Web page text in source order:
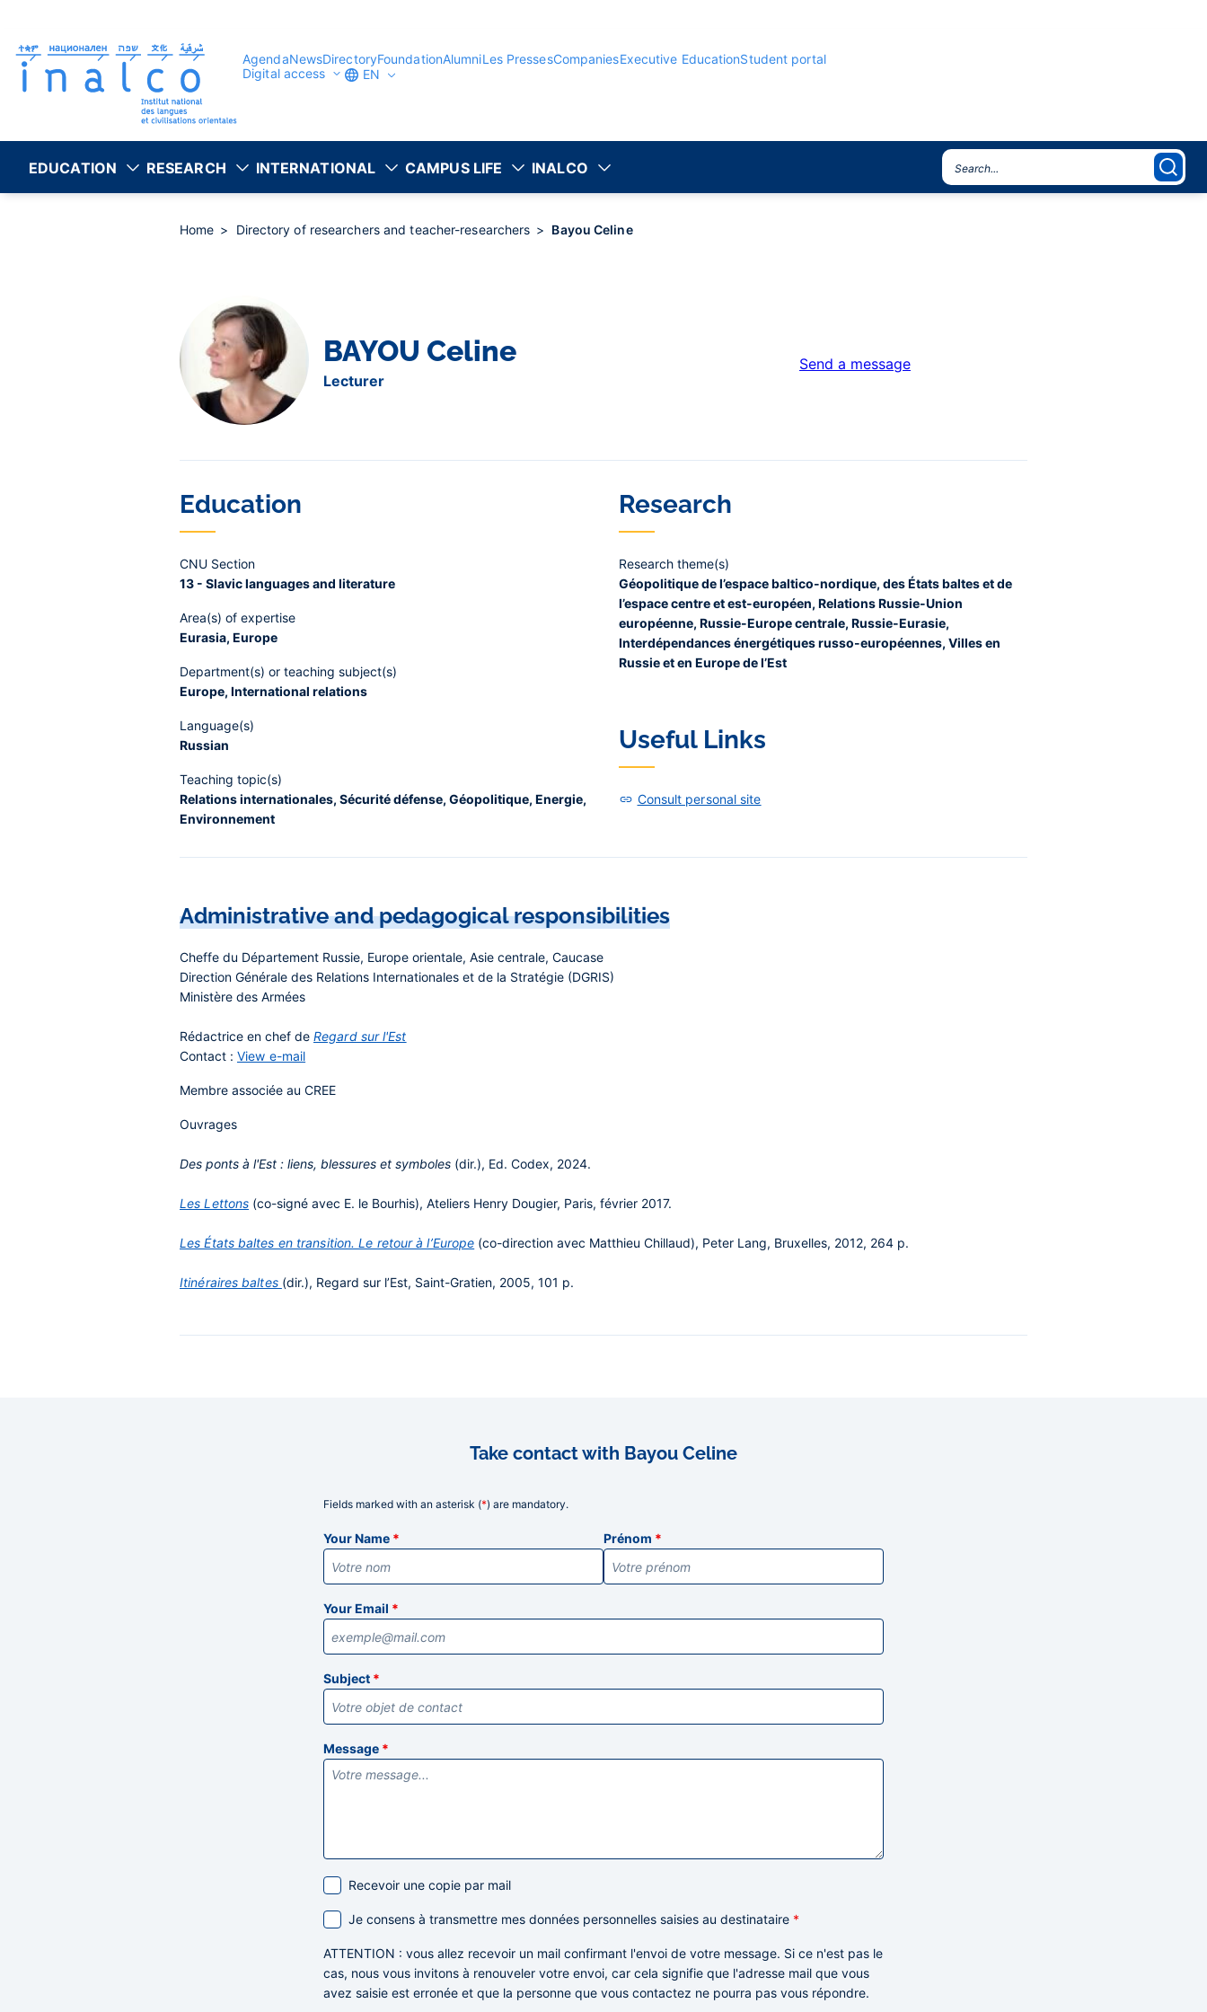
content
AgendaNewsDirectoryFoundationAlumniLes PressesCompaniesExecutive EducationStudent portal
Digital access
EN
EDUCATION RESEARCH INTERNATIONAL CAMPUS LIFE INALCO
Home Directory of researchers and teacher-researchers Bayou Celine
BAYOU Celine
Lecturer
Send a message
Education
CNU Section
13 - Slavic languages and literature
Area(s) of expertise
Eurasia, Europe
Department(s) or teaching subject(s)
Europe, International relations
Language(s)
Russian
Teaching topic(s)
Relations internationales, Sécurité défense, Géopolitique, Energie,
Environnement
Research
Research theme(s)
Géopolitique de l’espace baltico-nordique, des États baltes et de
l’espace centre et est-européen, Relations Russie-Union
européenne, Russie-Europe centrale, Russie-Eurasie,
Interdépendances énergétiques russo-européennes, Villes en
Russie et en Europe de l’Est
Useful Links
Consult personal site
Administrative and pedagogical responsibilities
Cheffe du Département Russie, Europe orientale, Asie centrale, Caucase
Direction Générale des Relations Internationales et de la Stratégie (DGRIS)
Ministère des Armées
Rédactrice en chef de Regard sur l'Est
Contact : View e-mail
Membre associée au CREE
Ouvrages
Des ponts à l'Est : liens, blessures et symboles (dir.), Ed. Codex, 2024.
Les Lettons (co-signé avec E. le Bourhis), Ateliers Henry Dougier, Paris, février 2017.
Les États baltes en transition. Le retour à l’Europe (co-direction avec Matthieu Chillaud), Peter Lang, Bruxelles, 2012, 264 p.
Itinéraires baltes (dir.), Regard sur l’Est, Saint-Gratien, 2005, 101 p.
Take contact with Bayou Celine
Fields marked with an asterisk (*) are mandatory.
Your Name * Prénom *
Your Email *
Subject *
Message *
Recevoir une copie par mail
Je consens à transmettre mes données personnelles saisies au destinataire *
ATTENTION : vous allez recevoir un mail confirmant l'envoi de votre message. Si ce n'est pas le
cas, nous vous invitons à renouveler votre envoi, car cela signifie que l'adresse mail que vous
avez saisie est erronée et que la personne que vous contactez ne pourra pas vous répondre.